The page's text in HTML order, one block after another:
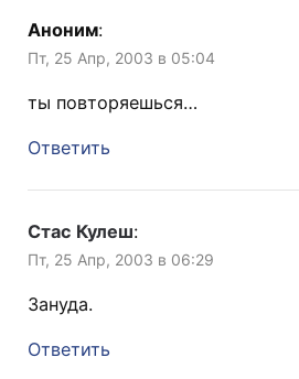
Аноним:
Пт, 25 Апр, 2003 в 05:04
ты повторяешься…
Ответить
Стас Кулеш:
Пт, 25 Апр, 2003 в 06:29
Зануда.
Ответить